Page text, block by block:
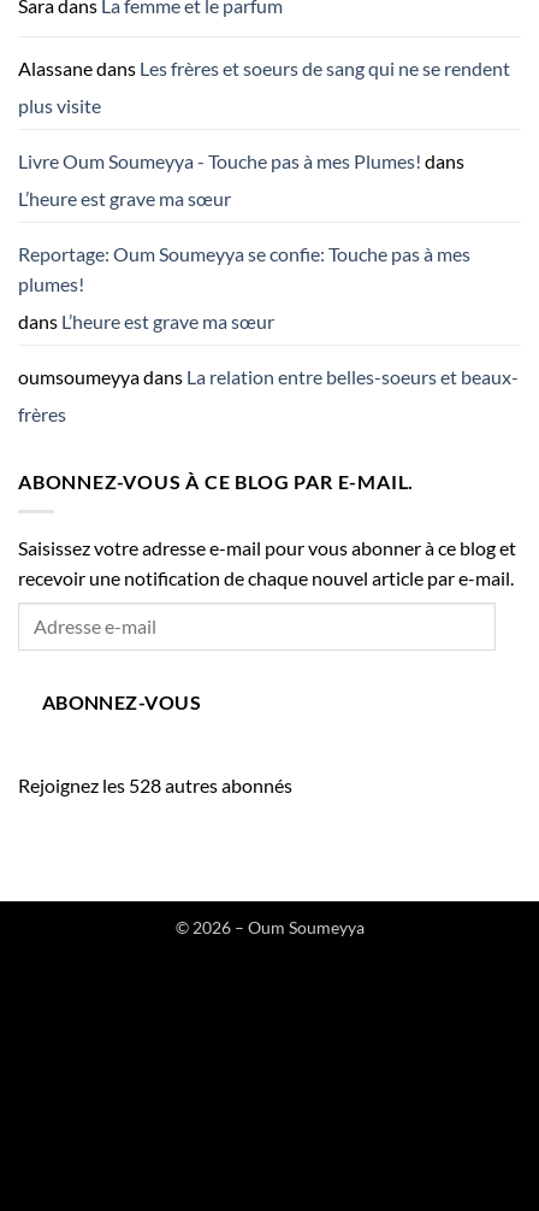
Saradans La femme et le parfum
Alassanedans Les frères et soeurs de sang qui ne se rendent
plus visite
Livre Oum Soumeyya - Touche pas à mes Plumes! dans
L’heure est grave ma sœur
Reportage: Oum Soumeyya se confie: Touche pas à mes
plumes!
dans L’heure est grave ma sœur
oumsoumeyyadans La relation entre belles-soeurs et beaux-
frères
ABONNEZ-VOUS À CE BLOG PAR E-MAIL.
Saisissez votre adresse e-mail pour vous abonner à ce blog et
recevoir une notification de chaque nouvel article par e-mail.
ABONNEZ-VOUS
Rejoignez les 528 autres abonnés
© 2026 – Oum Soumeyya